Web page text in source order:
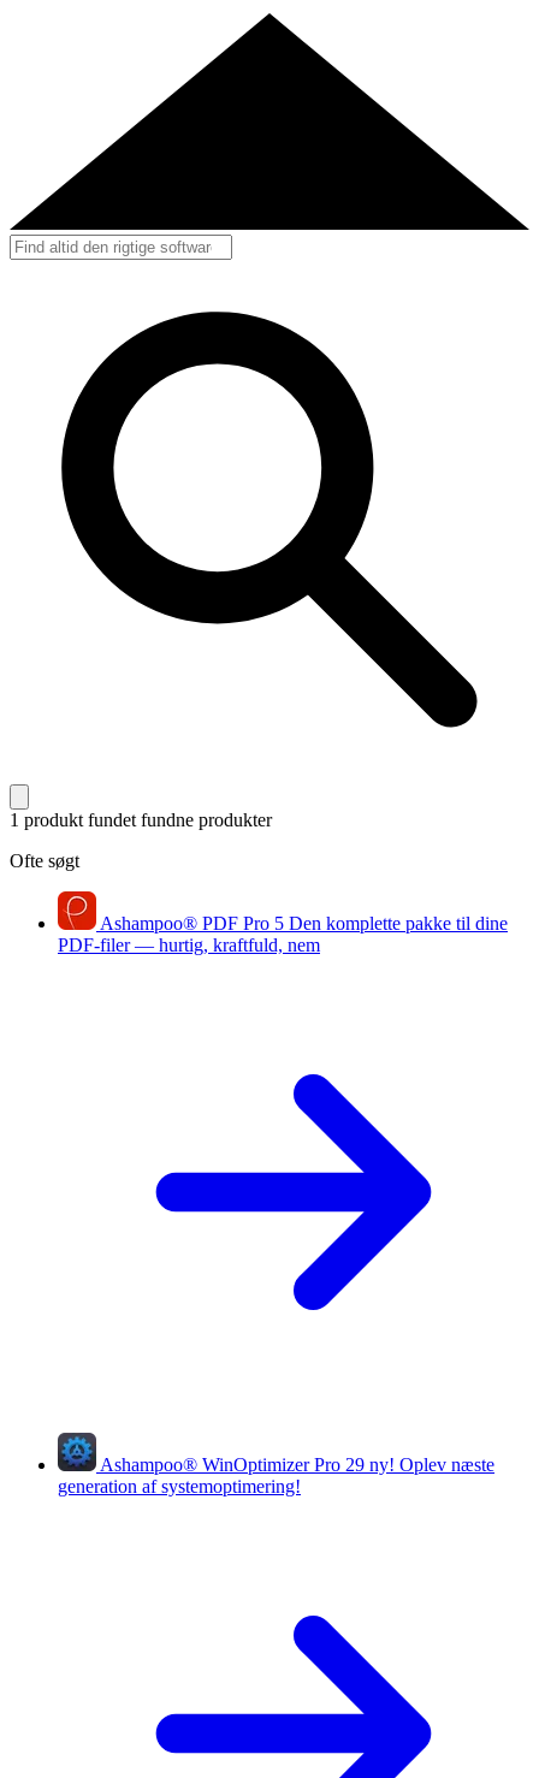
1 produkt fundet fundne produkter
Ofte søgt
Ashampoo® PDF Pro 5 Den komplette pakke til dine
PDF-filer — hurtig, kraftfuld, nem
Ashampoo® WinOptimizer Pro 29 ny! Oplev næste
generation af systemoptimering!